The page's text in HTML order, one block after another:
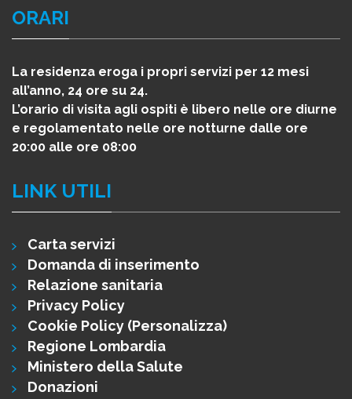
ORARI
La residenza eroga i propri servizi per 12 mesi
all’anno, 24 ore su 24.
L’orario di visita agli ospiti è libero nelle ore diurne
e regolamentato nelle ore notturne dalle ore
20:00 alle ore 08:00
LINK UTILI
Carta servizi
Domanda di inserimento
Relazione sanitaria
Privacy Policy
Cookie Policy (Personalizza)
Regione Lombardia
Ministero della Salute
Donazioni